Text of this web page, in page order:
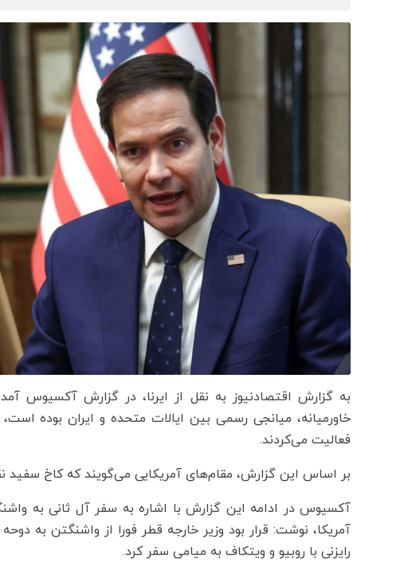
به گزارش اقتصادنیوز به نقل از ایرنا، در گزارش آکسیوس
خاورمیانه، میانجی رسمی بین ایالات متحده و ایران بوده
فعالیت می‌کردند.
بر اساس این گزارش، مقام‌های آمریکایی می‌گویند که کاخ سفید
آکسیوس در ادامه این گزارش با اشاره به سفر آل ثانی به
آمریکا، نوشت: قرار بود وزیر خارجه قطر فورا از واشنگتن به
رایزنی با روبیو و ویتکاف به میامی سفر کرد.